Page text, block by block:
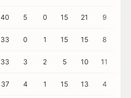
40 5 0 15 21 9
33 0 1 15 15 8
33 3 2 5 10 11
37 4 1 15 13 4